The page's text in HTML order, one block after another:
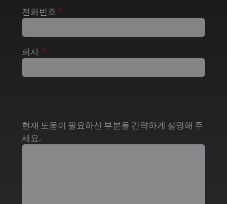
전화번호
회사
현재 도움이 필요하신 부분을 간략하게 설명해 주
세요.